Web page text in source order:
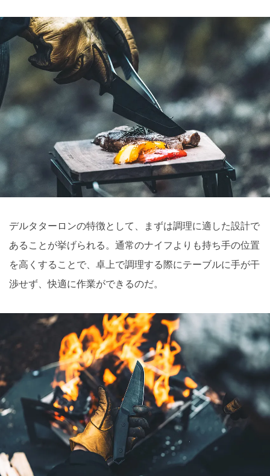
デルタターロンの特徴として、まずは調理に適した設計で
あることが挙げられる。通常のナイフよりも持ち手の位置
を高くすることで、卓上で調理する際にテーブルに手が干
渉せず、快適に作業ができるのだ。